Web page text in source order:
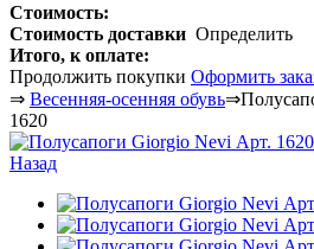
Стоимость:
Стоимость доставки Определить
Итого, к оплате:
Продолжить покупки Оформить
⇒ Весенняя-осенняя обувь⇒
1620
Назад